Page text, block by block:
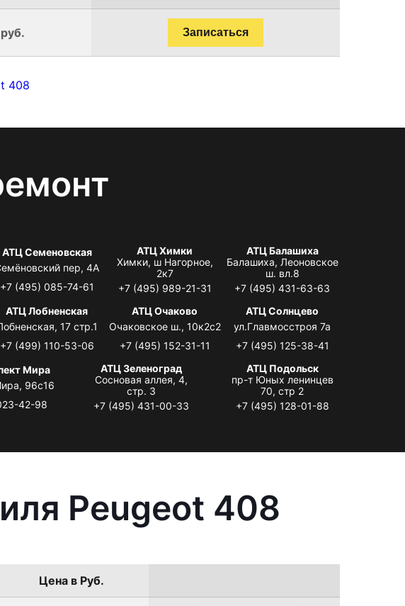
Записаться
408
АТЦ Семеновская
пер, 4А
+7 (495) 085-74-61
АТЦ Химки
Химки, ш Нагорное,
2к7
+7 (495) 989-21-31
АТЦ Балашиха
Балашиха, Леоновское
ш. вл.8
+7 (495) 431-63-63
АТЦ Лобненская
17 стр.1
+7 (499) 110-53-06
АТЦ Очаково
Очаковское ш., 10к2с2
+7 (495) 152-31-11
АТЦ Солнцево
ул.Главмосстроя 7а
+7 (495) 125-38-41
Мира
96с16
42-98
АТЦ Зеленоград
Сосновая аллея, 4,
стр. 3
+7 (495) 431-00-33
АТЦ Подольск
пр-т Юных ленинцев
70, стр 2
+7 (495) 128-01-88
Peugeot 408
Цена в Руб.